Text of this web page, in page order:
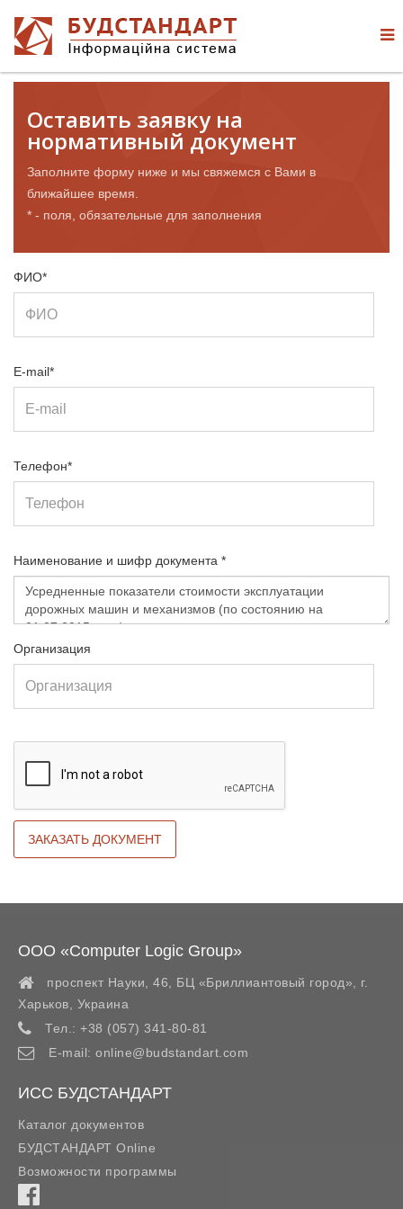
Оставить заявку на
нормативный документ
Заполните форму ниже и мы свяжемся с Вами в
ближайшее время.
* - поля, обязательные для заполнения
ФИО*
E-mail*
Телефон*
Наименование и шифр документа *
Организация
ООО «Computer Logic Group»
проспект Науки, 46, БЦ «Бриллиантовый город»,
г.
Харьков
Украина
Тел.: +38 (057) 341-80-81
E-mail: online@budstandart.com
ИСС БУДСТАНДАРТ
Каталог документов
БУДСТАНДАРТ Online
Возможности программы